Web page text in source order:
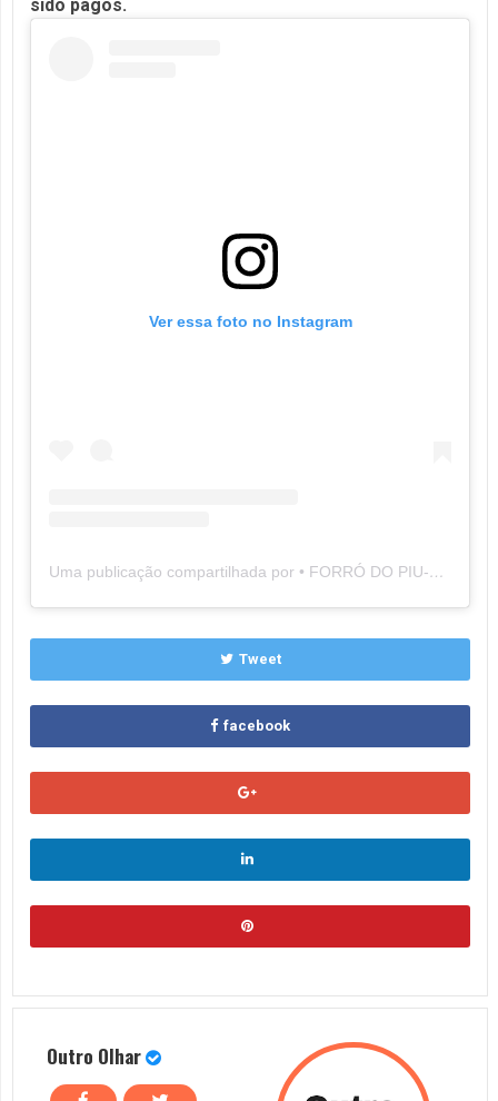
sido pagos.
Ver essa foto no Instagram
Uma publicação compartilhada por • FORRÓ DO PIU-PIU • (@forrodopiupiu)
Tweet
facebook
Outro Olhar